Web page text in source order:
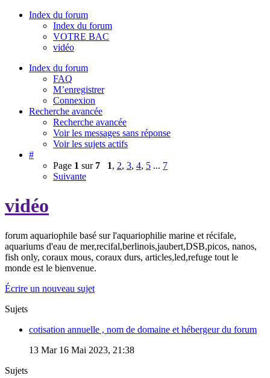
Index du forum
Index du forum
VOTRE BAC
vidéo
Index du forum
FAQ
M’enregistrer
Connexion
Recherche avancée
Recherche avancée
Voir les messages sans réponse
Voir les sujets actifs
#
Page 1 sur 7 1, 2, 3, 4, 5 ... 7
Suivante
vidéo
forum aquariophile basé sur l'aquariophilie marine et récifale,
aquariums d'eau de mer,recifal,berlinois,jaubert,DSB,picos, nanos,
fish only, coraux mous, coraux durs, articles,led,refuge tout le
monde est le bienvenue.
Écrire un nouveau sujet
Sujets
cotisation annuelle , nom de domaine et hébergeur du forum
13 Mar 16 Mai 2023, 21:38
Sujets